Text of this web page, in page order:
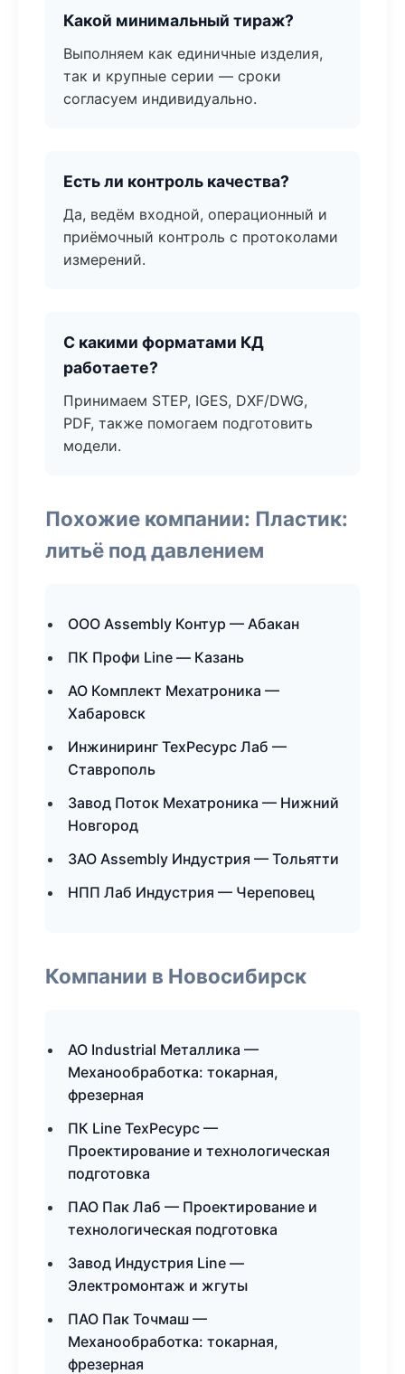
Какой минимальный тираж?
Выполняем как единичные изделия,
так и крупные серии — сроки
согласуем индивидуально.
Есть ли контроль качества?
Да, ведём входной, операционный и
приёмочный контроль с протоколами
измерений.
С какими форматами КД
работаете?
Принимаем STEP, IGES, DXF/DWG,
PDF, также помогаем подготовить
модели.
Похожие компании: Пластик:
литьё под давлением
ООО Assembly Контур — Абакан
ПК Профи Line — Казань
АО Комплект Мехатроника —
Хабаровск
Инжиниринг ТехРесурс Лаб —
Ставрополь
Завод Поток Мехатроника — Нижний
Новгород
ЗАО Assembly Индустрия — Тольятти
НПП Лаб Индустрия — Череповец
Компании в Новосибирск
АО Industrial Металлика —
Механообработка: токарная,
фрезерная
ПК Line ТехРесурс —
Проектирование и технологическая
подготовка
ПАО Пак Лаб — Проектирование и
технологическая подготовка
Завод Индустрия Line —
Электромонтаж и жгуты
ПАО Пак Точмаш —
Механообработка: токарная,
фрезерная